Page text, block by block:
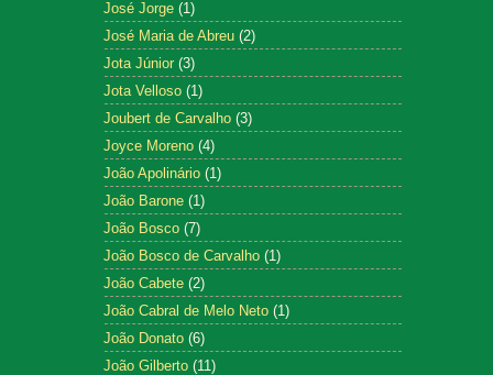
José Jorge (1)
José Maria de Abreu (2)
Jota Júnior (3)
Jota Velloso (1)
Joubert de Carvalho (3)
Joyce Moreno (4)
João Apolinário (1)
João Barone (1)
João Bosco (7)
João Bosco de Carvalho (1)
João Cabete (2)
João Cabral de Melo Neto (1)
João Donato (6)
João Gilberto (11)